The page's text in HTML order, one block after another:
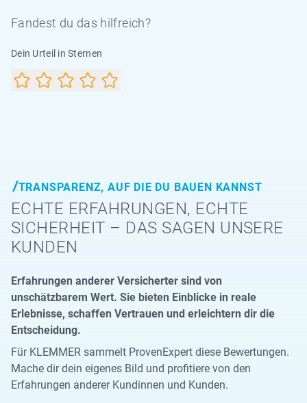
Fandest du das hilfreich?
Dein Urteil in Sternen
TRANSPARENZ, AUF DIE DU BAUEN KANNST
ECHTE ERFAHRUNGEN, ECHTE
SICHERHEIT – DAS SAGEN UNSERE
KUNDEN
Erfahrungen anderer Versicherter sind von
unschätzbarem Wert. Sie bieten Einblicke in reale
Erlebnisse, schaffen Vertrauen und erleichtern dir die
Entscheidung.
Für KLEMMER sammelt ProvenExpert diese Bewertungen.
Mache dir dein eigenes Bild und profitiere von den
Erfahrungen anderer Kundinnen und Kunden.